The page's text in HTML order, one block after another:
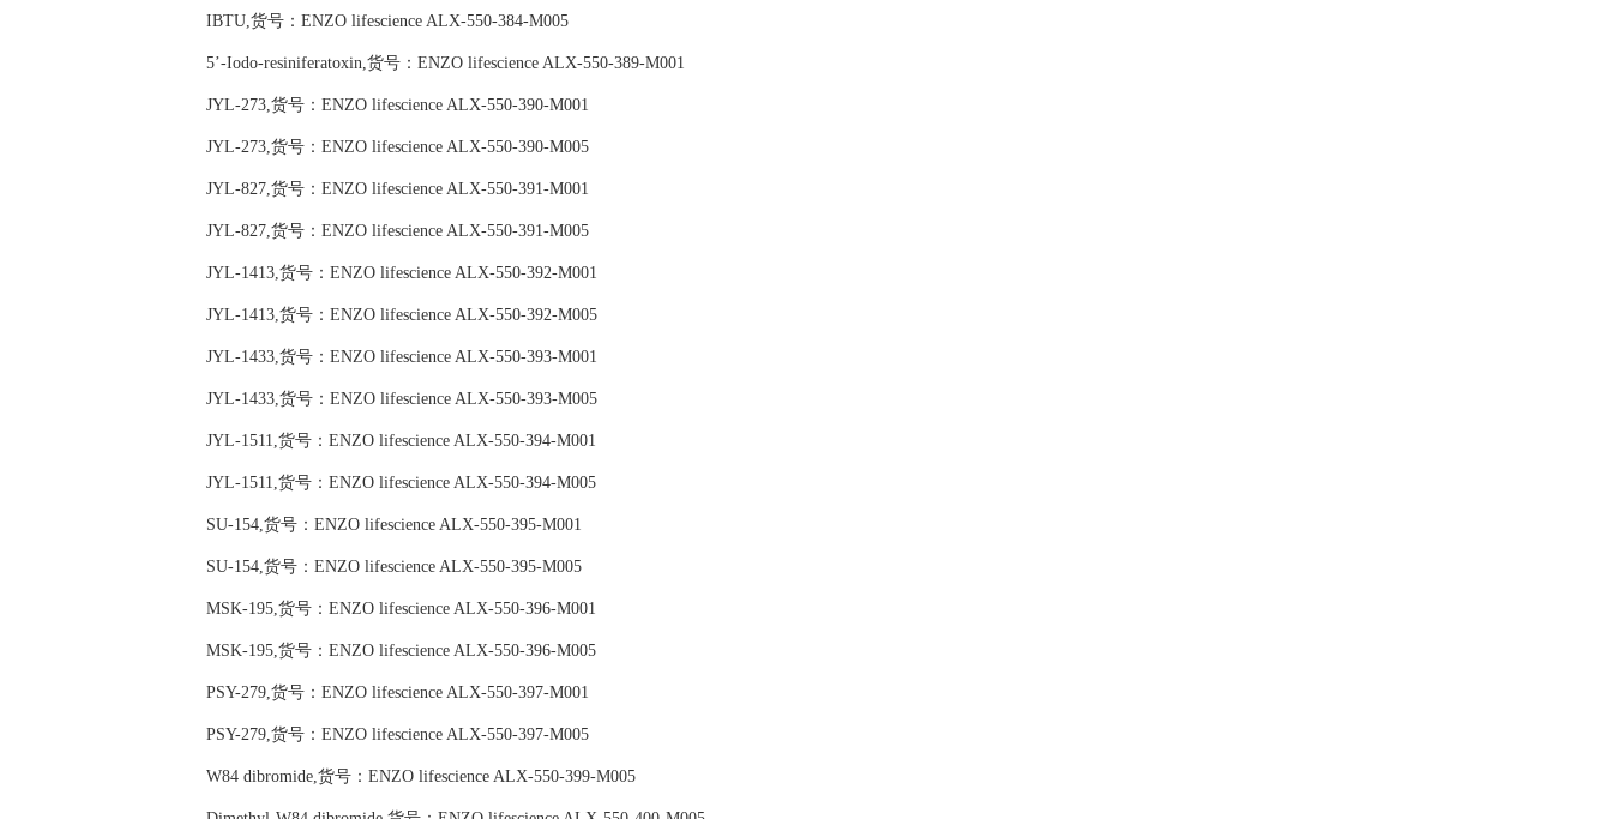
IBTU,货号：ENZO lifescience ALX-550-384-M005
5’-Iodo-resiniferatoxin,货号：ENZO lifescience ALX-550-389-M001
JYL-273,货号：ENZO lifescience ALX-550-390-M001
JYL-273,货号：ENZO lifescience ALX-550-390-M005
JYL-827,货号：ENZO lifescience ALX-550-391-M001
JYL-827,货号：ENZO lifescience ALX-550-391-M005
JYL-1413,货号：ENZO lifescience ALX-550-392-M001
JYL-1413,货号：ENZO lifescience ALX-550-392-M005
JYL-1433,货号：ENZO lifescience ALX-550-393-M001
JYL-1433,货号：ENZO lifescience ALX-550-393-M005
JYL-1511,货号：ENZO lifescience ALX-550-394-M001
JYL-1511,货号：ENZO lifescience ALX-550-394-M005
SU-154,货号：ENZO lifescience ALX-550-395-M001
SU-154,货号：ENZO lifescience ALX-550-395-M005
MSK-195,货号：ENZO lifescience ALX-550-396-M001
MSK-195,货号：ENZO lifescience ALX-550-396-M005
PSY-279,货号：ENZO lifescience ALX-550-397-M001
PSY-279,货号：ENZO lifescience ALX-550-397-M005
W84 dibromide,货号：ENZO lifescience ALX-550-399-M005